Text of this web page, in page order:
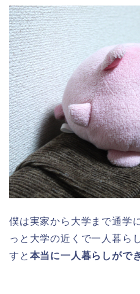
僕は実家から大学まで通学
っと大学の近くで一人暮ら
すと 本当に一人暮らしがで